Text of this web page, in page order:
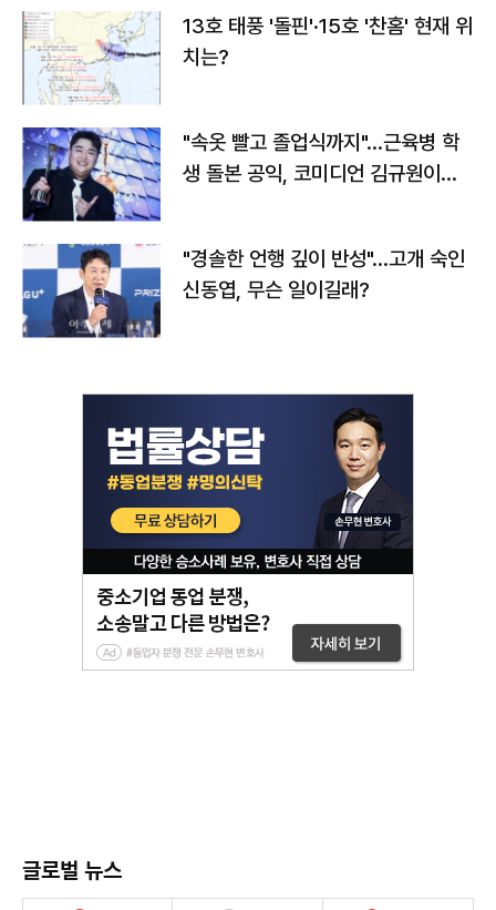
13호 태풍 '돌핀'·15호 '찬홈' 현재 위
치는?
"속옷 빨고 졸업식까지"…근육병 학
생 돌본 공익, 코미디언 김규원이었
"경솔한 언행 깊이 반성"…고개 숙인
신동엽, 무슨 일이길래?
글로벌 뉴스